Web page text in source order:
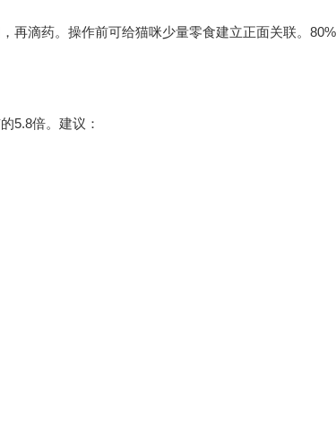
再滴药。操作前可给猫咪少量零食建立正面关联。
5.8倍。建议：